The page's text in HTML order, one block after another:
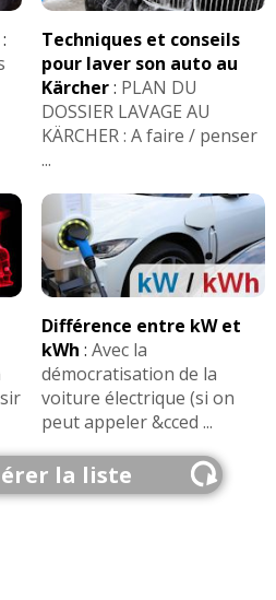
:
Techniques et conseils
pour laver son auto au
Kärcher: PLAN DU
DOSSIER LAVAGE AU
KÄRCHER : A faire / penser
...
Différence entre kW et
kWh : Avec la
démocratisation de la
voiture électrique (si on
peut appeler &cced ...
la liste